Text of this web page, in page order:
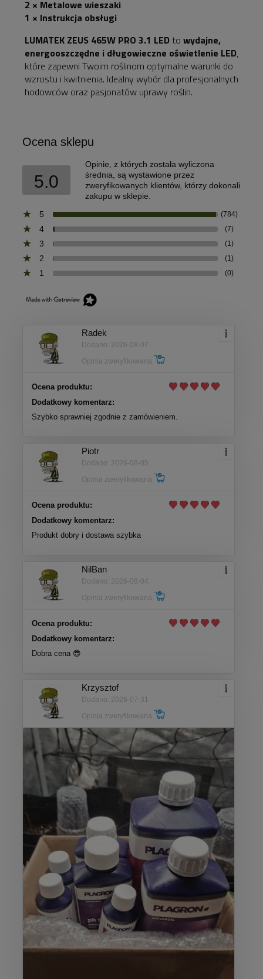
2 × Metalowe wieszaki
1 × Instrukcja obsługi
LUMATEK ZEUS 465W PRO 3.1 LED to wydajne,
energooszczędne i długowieczne oświetlenie LED,
które zapewni Twoim roślinom optymalne warunki do
wzrostu i kwitnienia. Idealny wybór dla profesjonalnych
hodowców oraz pasjonatów uprawy roślin.
Ocena sklepu
5.0
Opinie, z których została wyliczona
średnia, są wystawione przez
zweryfikowanych klientów, którzy dokonali
zakupu w sklepie.
5
(784)
4 (7)
3 (1)
2 (1)
1 (0)
Radek
Dodano: 2026-08-07
Opinia zweryfikowana
Ocena produktu:
Dodatkowy komentarz:
Szybko sprawniej zgodnie z zamówieniem.
Piotr
Dodano: 2026-08-05
Opinia zweryfikowana
Ocena produktu:
Dodatkowy komentarz:
Produkt dobry i dostawa szybka
NilBan
Dodano: 2026-08-04
Opinia zweryfikowana
Ocena produktu:
Dodatkowy komentarz:
Dobra cena 😎
Krzysztof
Dodano: 2026-07-31
Opinia zweryfikowana